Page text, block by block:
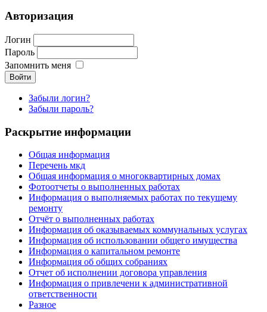
Авторизация
Логин
Пароль
Запомнить меня
Войти
Забыли логин?
Забыли пароль?
Раскрытие информации
Общая информация
Перечень мкд
Общая информация о многоквартирных домах
Фотоотчеты о выполненных работах
Информация о выполняемых работах по текущему
ремонту
Отчёт о выполненных работах
Информация об оказываемых коммунальных услугах
Информация об использовании общего имущества
Информация о капитальном ремонте
Информация об общих собраниях
Отчет об исполнении договора управления
Информация о привлечени к административной
ответственности
Разное